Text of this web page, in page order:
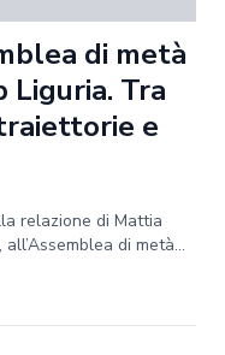
di metà
Liguria. Tra
e
relazione di Mattia
di metà...